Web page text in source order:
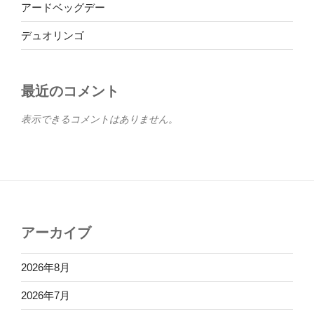
アードベッグデー
デュオリンゴ
最近のコメント
表示できるコメントはありません。
アーカイブ
2026年8月
2026年7月